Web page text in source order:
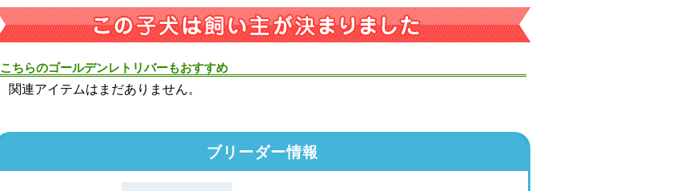
こちらのゴールデンレトリバーもおすすめ
関連アイテムはまだありません。
ブリーダー情報